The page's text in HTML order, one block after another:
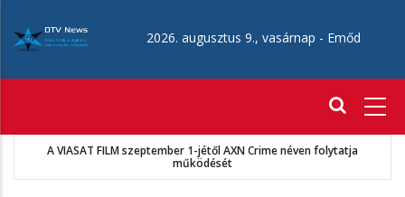
tartalomra
2026. augusztus 9., vasárnap - Emőd
A VIASAT FILM szeptember 1-jétől AXN Crime néven folytatja
működését